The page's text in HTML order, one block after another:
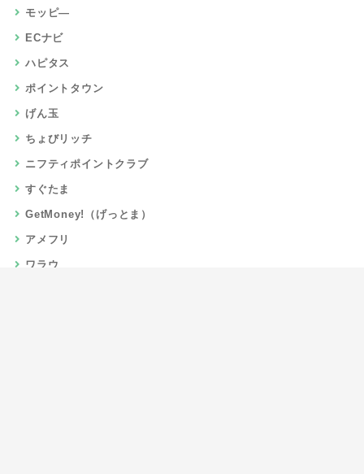
モッピ―
ECナビ
ハピタス
ポイントタウン
げん玉
ちょびリッチ
ニフティポイントクラブ
すぐたま
GetMoney!（げっとま）
アメフリ
ワラウ